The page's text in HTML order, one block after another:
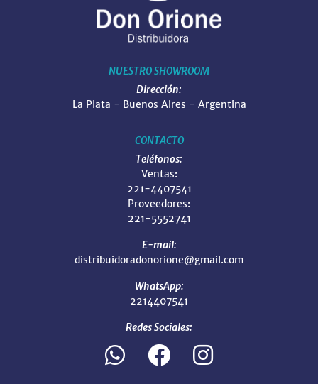
NUESTRO SHOWROOM
Dirección:
La Plata - Buenos Aires - Argentina
CONTACTO
Teléfonos:
Ventas:
221-4407541
Proveedores:
221-5552741
E-mail:
distribuidoradonorione@gmail.com
WhatsApp:
2214407541
Redes Sociales: